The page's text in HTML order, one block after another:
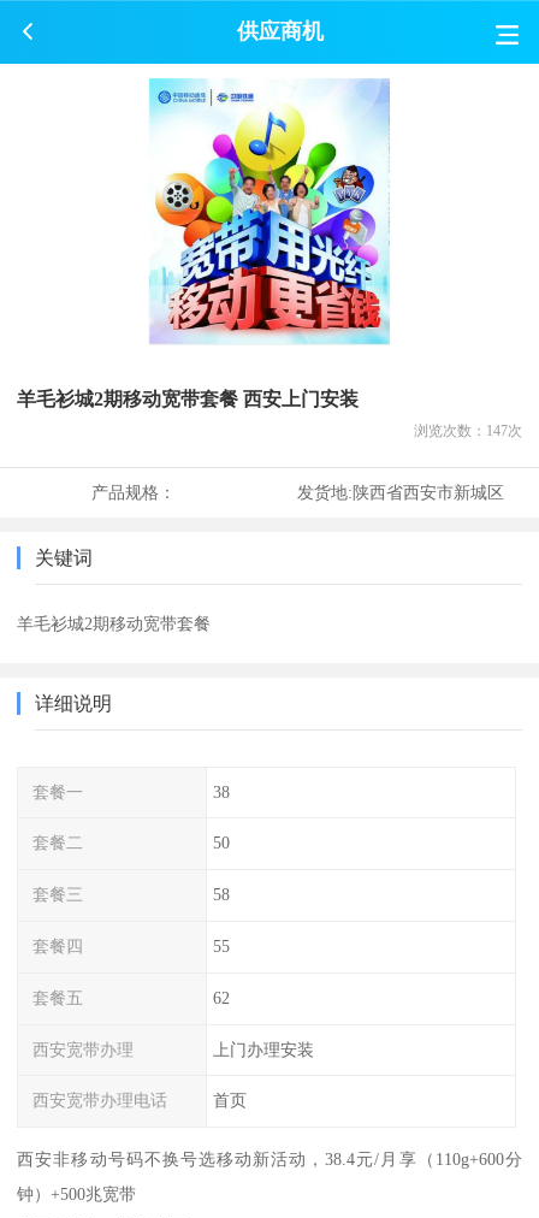
供应商机
羊毛衫城2期移动宽带套餐 西安上门安装
浏览次数： 147次
产品规格： 发货地:陕西省西安市新城区
关键词
羊毛衫城2期移动宽带套餐
详细说明
套餐一 38
套餐二 50
套餐三 58
套餐四 55
套餐五 62
西安宽带办理 上门办理安装
西安宽带办理电话 首页
西安非移动号码不换号选移动新活动，38.4元/月享（110g+600分
钟）+500兆宽带